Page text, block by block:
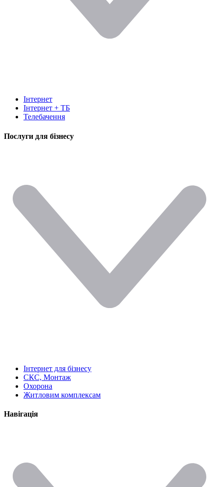
Інтернет
Інтернет + ТБ
Телебачення
Послуги для бізнесу
Інтернет для бізнесу
СКС, Монтаж
Охорона
Житловим комплексам
Навігація